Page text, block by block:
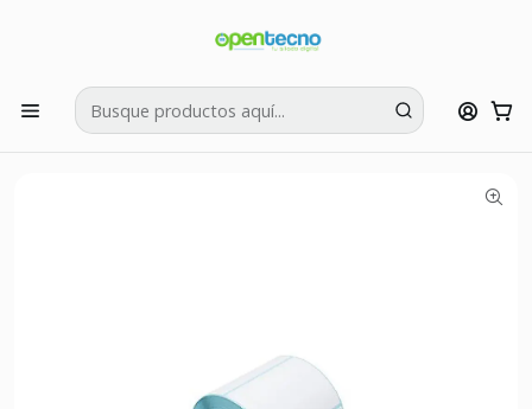
Rollo Etiquetas 80mm x 50mm Térmicas Adhesivas 400
unidades